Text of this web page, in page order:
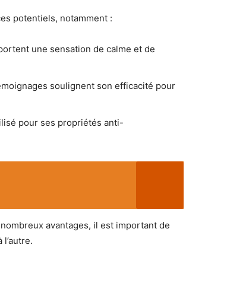
potentiels, notamment :
une sensation de calme et de
soulignent son efficacité pour
pour ses propriétés anti-
avantages, il est important de